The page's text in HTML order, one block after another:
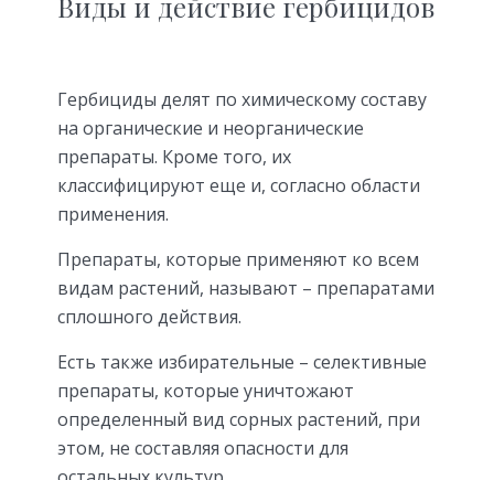
Гербициды делят по химическому составу
на органические и неорганические
препараты. Кроме того, их
классифицируют еще и, согласно области
применения.
Препараты, которые применяют ко всем
видам растений, называют – препаратами
сплошного действия.
Есть также избирательные – селективные
препараты, которые уничтожают
определенный вид сорных растений, при
этом, не составляя опасности для